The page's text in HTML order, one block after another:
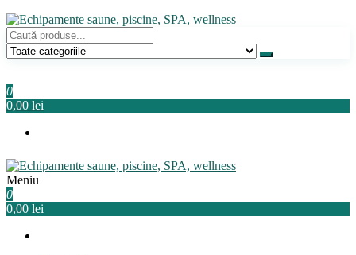
Sari
la
conținut
Echipamente saune, piscine, SPA, wellness
Relaxeaza-te!
0
0,00 lei
Echipamente saune, piscine, SPA, wellness
Relaxeaza-te!
Meniu
0
0,00 lei